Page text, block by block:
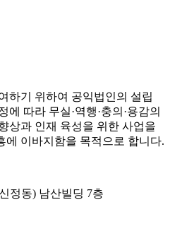
하기 위하여 공익법인의 설립
에 따라 무실·역행·충의·용감의
상과 인재 육성을 위한 사업을
에 이바지함을 목적으로 합니다.
정동) 남산빌딩 7층